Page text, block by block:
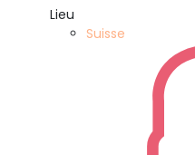
Lieu
Suisse